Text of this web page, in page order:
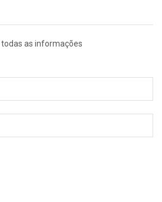
as informações